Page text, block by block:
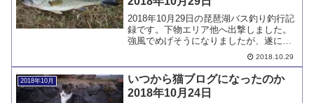
2018年10月29日の琵琶湖バス釣り釣行記
録です。下物エリア他へ出撃しました。
強風でめげそうになりましたが、遂に、
ブレーデッドジグでバスをキャッチする
ことに成功して、バスフィッシングのレ
ベルアップを果たしました。
2018.10.29
2018年10月
いつから猫ブログになったのか
2018年10月24日